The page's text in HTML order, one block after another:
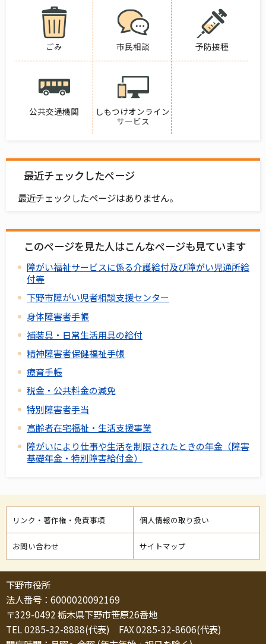
ごみ 市民相談 予防接種
公共交通機関
しもつけオンライン
サービス
最近チェックしたページ
最近チェックしたページはありません。
このページを見た人はこんなページも見ています
障がい福祉サービスに係る介護給付及び障がい児通所給
付等
下野市障がい児者相談支援センター
身体障害者手帳
補装具・日常生活用具の給付
精神障害者保健福祉手帳
療育手帳
税金・公共料金の減免
特別障害者手当
高齢者在宅福祉・生活支援事業
障がいにより仕事や生活を制限されたときの年金（障害
基礎年金・特別障害給付金）
リンク・著作権・免責事項 個人情報の取り扱い
お問い合わせ サイトマップ
下野市役所
法人番号：6000020092169
〒329-0492 栃木県下野市笹原26番地
TEL 0285-32-8888(代表) FAX 0285-32-8606(代表)